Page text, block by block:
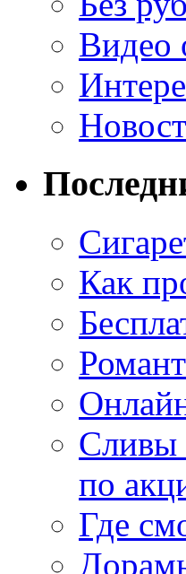
Видео
Как
Сливы
по
Где